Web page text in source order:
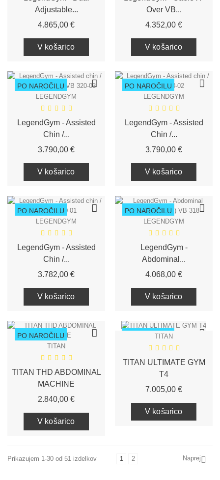
Adjustable...
4.865,00 €Cena
V košarico
Over VB...
4.352,00 €Cena
V košarico
PO NAROČILU
LEGENDGYM
LegendGym - Assisted
Chin /...
3.790,00 €Cena
V košarico
PO NAROČILU
LEGENDGYM
LegendGym - Assisted
Chin /...
3.790,00 €Cena
V košarico
PO NAROČILU
LEGENDGYM
LegendGym - Assisted
Chin /...
3.782,00 €Cena
V košarico
PO NAROČILU
LEGENDGYM
LegendGym -
Abdominal...
4.068,00 €Cena
V košarico
PO NAROČILU
TITAN
TITAN THD ABDOMINAL
MACHINE
2.840,00 €Cena
V košarico
PO NAROČILU
TITAN
TITAN ULTIMATE GYM
T4
7.005,00 €Cena
V košarico
Prikazujem 1-30 od 51 izdelkov 1 2 Naprej